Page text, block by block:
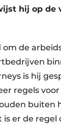
hij op de
de
is hij
regels
buiten
is er de